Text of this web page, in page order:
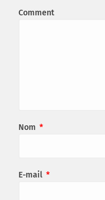
Comment
Nom *
E-mail *